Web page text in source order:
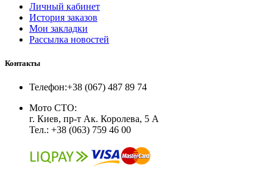
Личный кабинет
История заказов
Мои закладки
Рассылка новостей
Контакты
Телефон:+38 (067) 487 89 74
Мото СТО:
г. Киев, пр-т Ак. Королева, 5 А
Тел.: +38 (063) 759 46 00